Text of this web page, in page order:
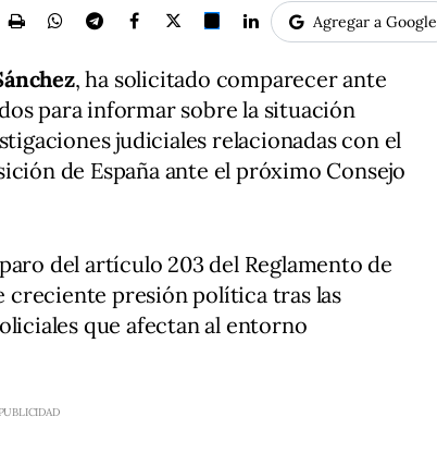
Agregar a Google
, ha solicitado comparecer ante
para informar sobre la situación
judiciales relacionadas con el
de España ante el próximo Consejo
del artículo 203 del Reglamento de
creciente presión política tras las
que afectan al entorno